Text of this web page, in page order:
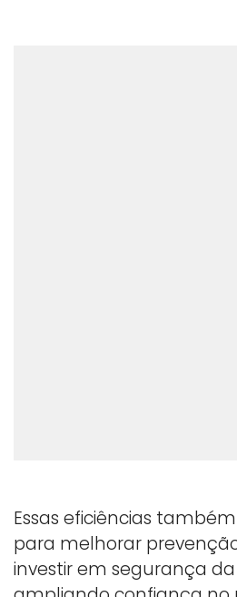
Essas eficiências
para melhorar
investir em segurança